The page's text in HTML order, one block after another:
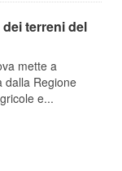
terreni del
mette a
dalla Regione
e...